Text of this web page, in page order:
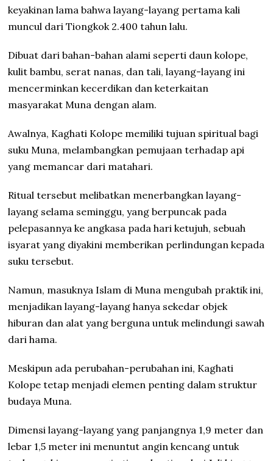
keyakinan lama bahwa layang-layang pertama kali
muncul dari Tiongkok 2.400 tahun lalu.
Dibuat dari bahan-bahan alami seperti daun kolope,
kulit bambu, serat nanas, dan tali, layang-layang ini
mencerminkan kecerdikan dan keterkaitan
masyarakat Muna dengan alam.
Awalnya, Kaghati Kolope memiliki tujuan spiritual bagi
suku Muna, melambangkan pemujaan terhadap api
yang memancar dari matahari.
Ritual tersebut melibatkan menerbangkan layang-
layang selama seminggu, yang berpuncak pada
pelepasannya ke angkasa pada hari ketujuh, sebuah
isyarat yang diyakini memberikan perlindungan kepada
suku tersebut.
Namun, masuknya Islam di Muna mengubah praktik ini,
menjadikan layang-layang hanya sekedar objek
hiburan dan alat yang berguna untuk melindungi sawah
dari hama.
Meskipun ada perubahan-perubahan ini, Kaghati
Kolope tetap menjadi elemen penting dalam struktur
budaya Muna.
Dimensi layang-layang yang panjangnya 1,9 meter dan
lebar 1,5 meter ini menuntut angin kencang untuk